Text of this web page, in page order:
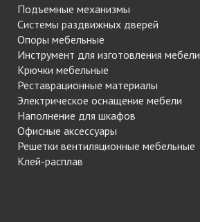
Подъемные механизмы
Системы раздвижных дверей
Опоры мебельные
Инструмент для изготовления мебели
Крючки мебельные
Реставрационные материалы
Электрическое оснащение мебели
Наполнение для шкафов
Офисные аксессуары
Решетки вентиляционные мебельные
Клей-расплав